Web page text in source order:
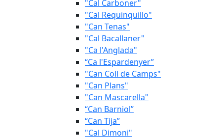
"Cal Carboner"
"Cal Requinquillo"
"Can Tenas"
"Cal Bacallaner"
"Ca l'Anglada"
“Ca l'Espardenyer”
"Can Coll de Camps"
"Can Plans"
"Can Mascarella"
“Can Barniol”
“Can Tija”
"Cal Dimoni"